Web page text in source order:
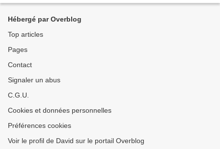
Hébergé par Overblog
Top articles
Pages
Contact
Signaler un abus
C.G.U.
Cookies et données personnelles
Préférences cookies
Voir le profil de David sur le portail Overblog